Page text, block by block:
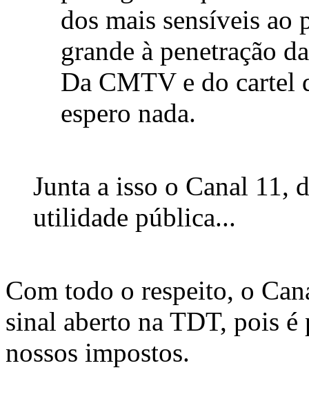
dos mais sensíveis ao
grande à penetração
Da CMTV e do cartel
espero nada.
Junta a isso o Canal 11,
utilidade pública...
Com todo o respeito, o
sinal aberto na TDT, pois
nossos impostos.